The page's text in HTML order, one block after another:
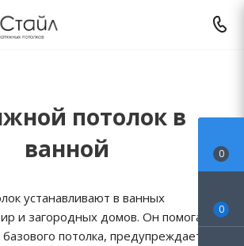
потолок в
ванной
устанавливают в ванных
и загородных домов. Он помогает
потолка, предупреждает
0
0